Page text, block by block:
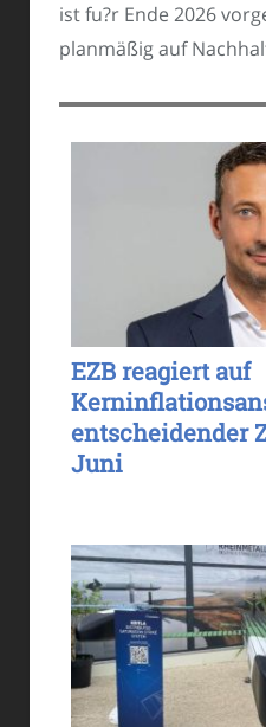
ist fu?r Ende 2026
planmäßig auf
EZB reagiert auf
entscheidender
Juni